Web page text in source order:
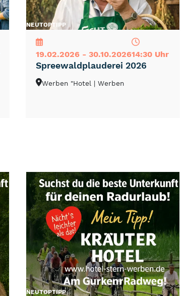
NEUTOPTIPP
19.02.2026 - 30.10.202614:30 Uhr
Spreewaldplauderei 2026
Werben "Hotel | Werben
NEUTOPTIPP